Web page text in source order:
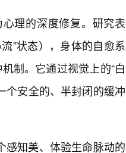
理的深度修复。研究表
”状态），身体的自愈系
制。它通过视觉上的“白
个安全的、半封闭的缓冲
感知美、体验生命脉动的